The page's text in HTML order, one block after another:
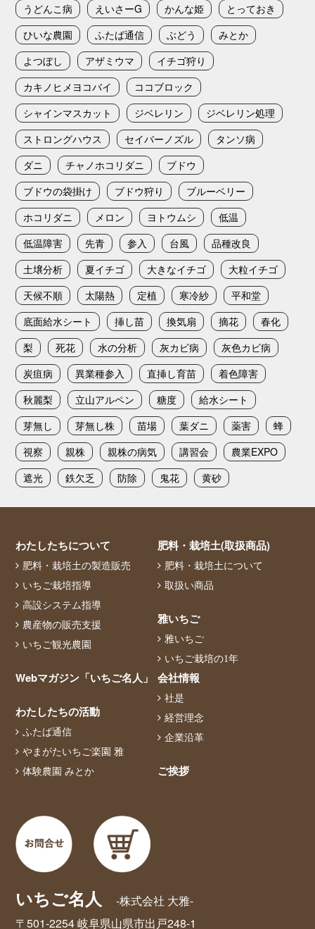
うどんこ病
えいさーG かんな姫
とっておき
ひいな農園
ふたば通信 ぶどう
みとか
よつぼし
アザミウマ
イチゴ狩り
カキノヒメヨコバイ
ココブロック
シャインマスカット
ジベレリン
ジベレリン処理
ストロングハウス
セイバーノズル
タンソ病
ダニ
チャノホコリダニ
ブドウ
ブドウの袋掛け
ブドウ狩り
ブルーベリー
ホコリダニ
メロン ヨトウムシ
低温
低温障害
先青 参入 台風
品種改良
土壌分析
夏イチゴ 大きなイチゴ
大粒イチゴ
天候不順
太陽熱 定植 寒冷紗
平和堂
底面給水シート
挿し苗 換気扇 摘花
春化
梨
死花 水の分析 灰カビ病
灰色カビ病
炭疽病
異業種参入 直挿し育苗
着色障害
秋麗梨
立山アルペン 糖度
給水シート
芽無し
芽無し株 苗場 葉ダニ 薬害
蜂
視察
親株 親株の病気 講習会
農業EXPO
遮光
鉄欠乏 防除 鬼花 黄砂
わたしたちについて
肥料・栽培土の製造販売
いちご栽培指導
高設システム指導
農産物の販売支援
いちご観光農園
肥料・栽培土(取扱商品)
肥料・栽培土について
取扱い商品
雅いちご
雅いちご
いちご栽培の1年
Webマガジン「いちご名人」
わたしたちの活動
ふたば通信
やまがたいちご楽園 雅
体験農園 みとか
会社情報
社是
経営理念
企業沿革
ご挨拶
いちご名人
-株式会社 大雅-
〒501-2254 岐阜県山県市出戸248-1